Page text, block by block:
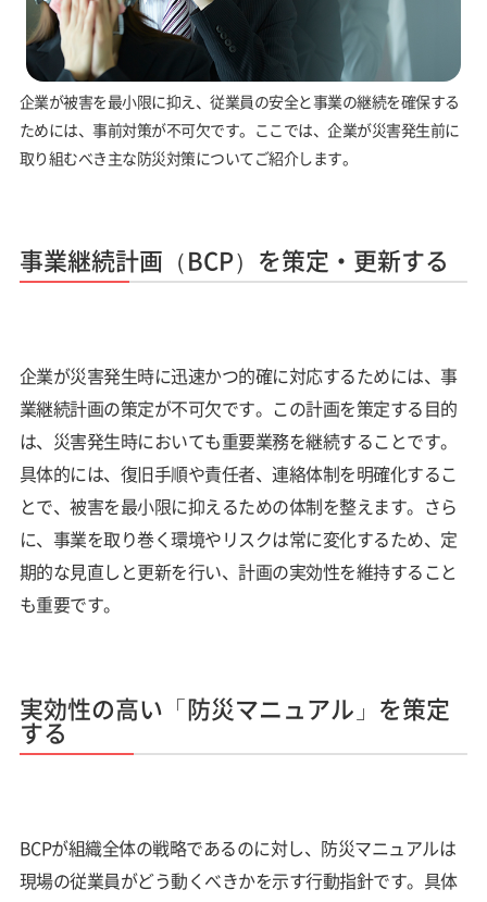
企業が被害を最小限に抑え、従業員の安全と事業の継続を確保する
ためには、事前対策が不可欠です。ここでは、企業が災害発生前に
取り組むべき主な防災対策についてご紹介します。
事業継続計画（BCP）を策定・更新する
企業が災害発生時に迅速かつ的確に対応するためには、事
業継続計画の策定が不可欠です。この計画を策定する目的
は、災害発生時においても重要業務を継続することです。
具体的には、復旧手順や責任者、連絡体制を明確化するこ
とで、被害を最小限に抑えるための体制を整えます。さら
に、事業を取り巻く環境やリスクは常に変化するため、定
期的な見直しと更新を行い、計画の実効性を維持すること
も重要です。
実効性の高い「防災マニュアル」を策定
する
BCPが組織全体の戦略であるのに対し、防災マニュアルは
現場の従業員がどう動くべきかを示す行動指針です。具体